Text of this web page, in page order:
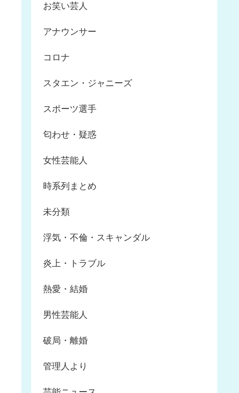
お笑い芸人
アナウンサー
コロナ
スタエン・ジャニーズ
スポーツ選手
匂わせ・疑惑
女性芸能人
時系列まとめ
未分類
浮気・不倫・スキャンダル
炎上・トラブル
熱愛・結婚
男性芸能人
破局・離婚
管理人より